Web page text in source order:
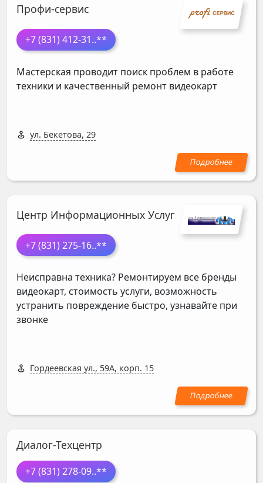
Профи-сервис
+7 (831) 412-31..**
Мастерская проводит поиск проблем в работе
техники и качественный ремонт видеокарт
ул. Бекетова, 29
Центр Информационных Услуг
+7 (831) 275-16..**
Неисправна техника? Ремонтируем все бренды
видеокарт, стоимость услуги, возможность
устранить повреждение быстро, узнавайте при
звонке
Гордеевская ул., 59А, корп. 15
Диалог-Техцентр
+7 (831) 278-09..**